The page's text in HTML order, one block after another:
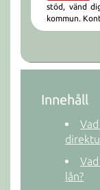
stöd, vänd
kommun.
Innehåll
lån?